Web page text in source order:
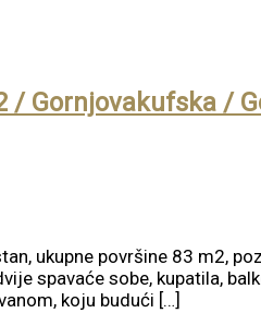
/ Gornjovakufska /
ukupne površine 83 m2,
spavaće sobe, kupatila,
koju budući […]